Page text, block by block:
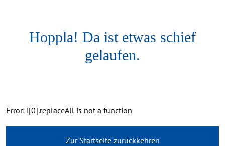
Hoppla! Da ist etwas schief
gelaufen.
Error: i[0].replaceAll is not a function
Zur Startseite zurückkehren